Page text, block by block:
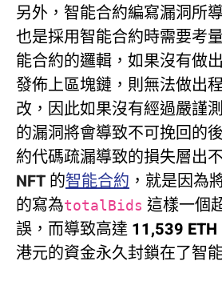
另外，智能合約編寫漏洞所
也是採用智能合約時需要考
能合約的邏輯，如果沒有做
發佈上區塊鏈，則無法做出
改，因此如果沒有經過嚴謹
的漏洞將會導致不可挽回的
約代碼疏漏導致的損失層出
NFT 的智能合約 ，就是因為
的寫為totalBids 這樣一個
誤，而導致高達 11,539
港元的資金永久封鎖在了智